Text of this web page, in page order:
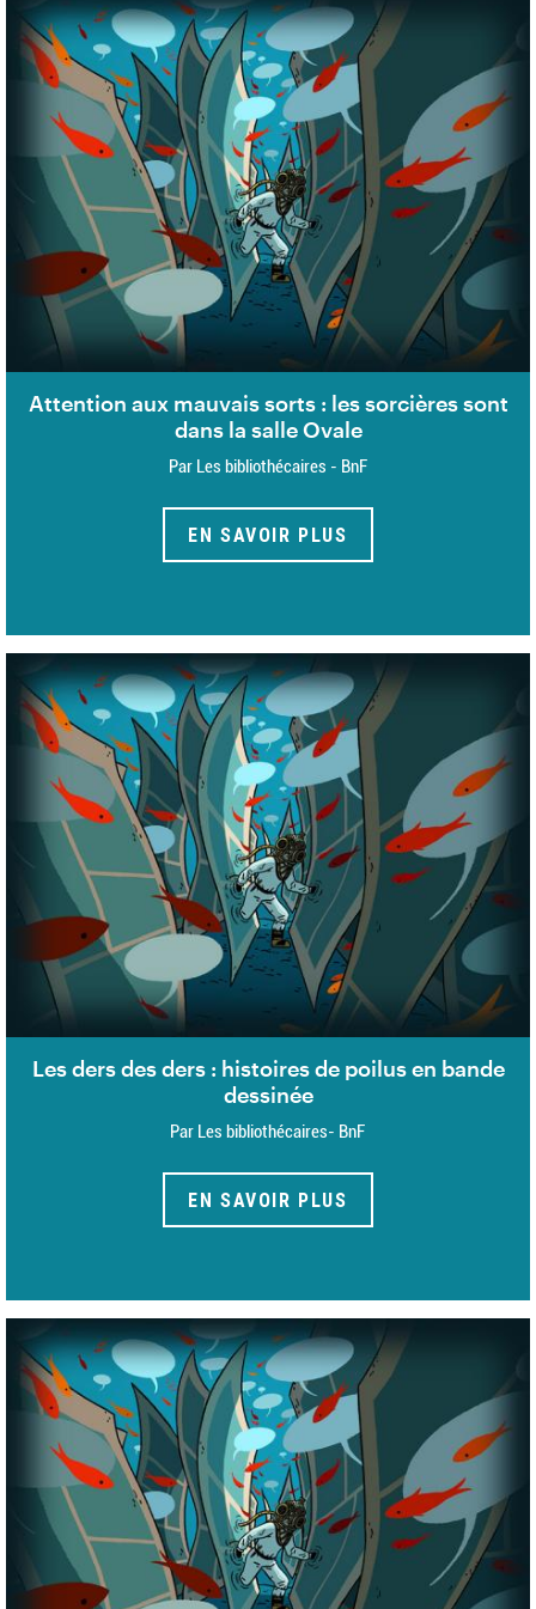
Attention aux mauvais sorts : les sorcières sont
dans la salle Ovale
Par Les bibliothécaires - BnF
EN SAVOIR PLUS
Les ders des ders : histoires de poilus en bande
dessinée
Par Les bibliothécaires- BnF
EN SAVOIR PLUS